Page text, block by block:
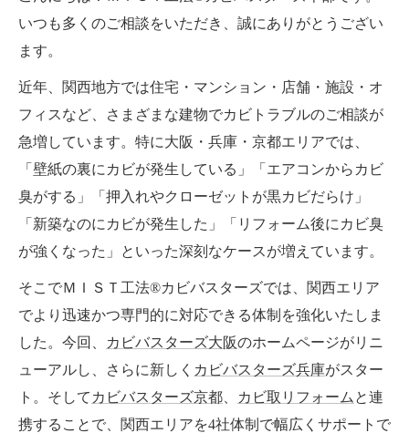
いつも多くのご相談をいただき、誠にありがとうござい
ます。
近年、関西地方では住宅・マンション・店舗・施設・オ
フィスなど、さまざまな建物でカビトラブルのご相談が
急増しています。特に大阪・兵庫・京都エリアでは、
「壁紙の裏にカビが発生している」「エアコンからカビ
臭がする」「押入れやクローゼットが黒カビだらけ」
「新築なのにカビが発生した」「リフォーム後にカビ臭
が強くなった」といった深刻なケースが増えています。
そこでＭＩＳＴ工法®カビバスターズでは、関西エリア
でより迅速かつ専門的に対応できる体制を強化いたしま
した。今回、
カビバスターズ大阪のホームページがリニ
ューアルし、さらに新しく カビバスターズ兵庫がスター
ト。そして カビバスターズ京都 カビ取リフォーム と連
携することで、関西エリアを4社体制で幅広くサポートで